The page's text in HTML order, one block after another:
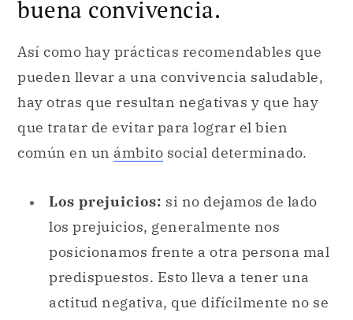
buena convivencia.
Así como hay prácticas recomendables que
pueden llevar a una convivencia saludable,
hay otras que resultan negativas y que hay
que tratar de evitar para lograr el bien
común en un ámbito social determinado.
Los prejuicios: si no dejamos de lado
los prejuicios, generalmente nos
posicionamos frente a otra persona mal
predispuestos. Esto lleva a tener una
actitud negativa, que difícilmente no se